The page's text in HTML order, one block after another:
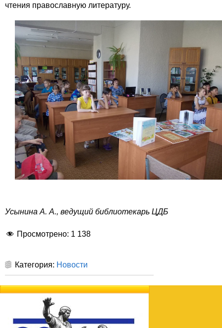
чтения православную литературу.
Усынина А. А., ведущий библиотекарь ЦДБ
Просмотрено: 1 138
Категория: Новости